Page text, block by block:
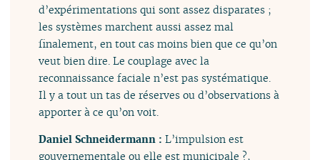
d’expérimentations qui sont assez disparates ;
les systèmes marchent aussi assez mal
finalement, en tout cas moins bien que ce qu’on
veut bien dire. Le couplage avec la
reconnaissance faciale n’est pas systématique.
Il y a tout un tas de réserves ou d’observations à
apporter à ce qu’on voit.
Daniel Schneidermann :L’impulsion est
gouvernementale ou elle est municipale ?,